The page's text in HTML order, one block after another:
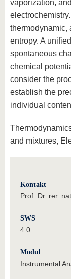
vaporization,
thermodynamic,
entropy. A
spontaneous
chemical
consider the
establish the
individual
and mixtures,
Kontakt
Prof. Dr. rer.
SWS
4.0
Modul
Instrumental